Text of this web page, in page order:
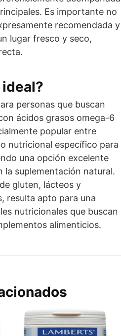
Es importante no
recomendada y
lugar fresco y seco,
personas que buscan
ácidos grasos omega-6
popular entre
nutricional específico para
una opción excelente
la suplementación natural.
gluten, lácteos y
resulta apto para una
nutricionales que buscan
alimenticios.